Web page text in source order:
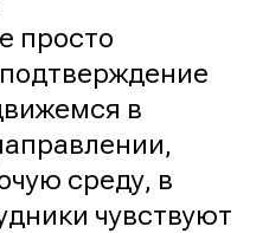
просто
в
среду, в
чувствуют